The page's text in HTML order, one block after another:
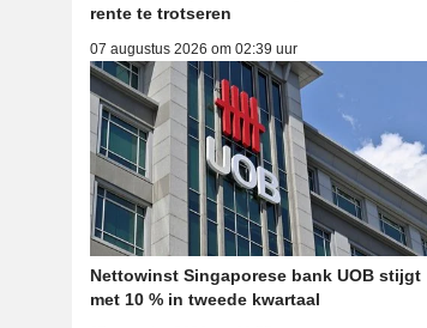
rente te trotseren
07 augustus 2026 om 02:39 uur
Nettowinst Singaporese bank UOB stijgt
met 10 % in tweede kwartaal